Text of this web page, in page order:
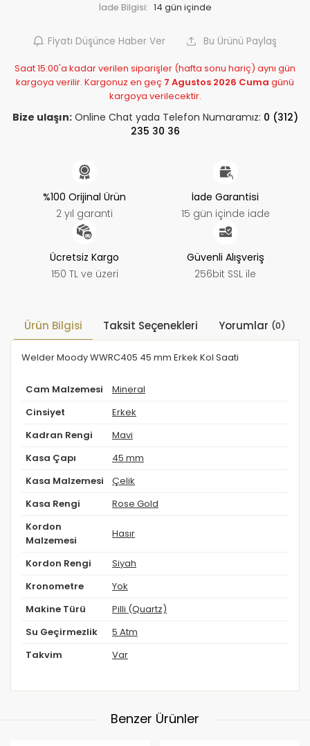
İade Bilgisi:
Fiyatı Düşünce Haber Ver Bu Ürünü Paylaş
Saat 15:00'a kadar verilen siparişler (hafta sonu hariç) aynı gün
kargoya verilir. Kargonuz en geç 7 Agustos 2026 Cuma günü
kargoya verilecektir.
Bize ulaşın:Online Chat yada Telefon Numaramız: 0 (312)
235 30 36
%100 Orijinal Ürün
2 yıl garanti
İade Garantisi
15 gün içinde iade
Ücretsiz Kargo
150 TL ve üzeri
Güvenli Alışveriş
256bit SSL ile
Ürün Bilgisi Taksit Seçenekleri Yorumlar (0)
Welder Moody WWRC405 45 mm Erkek Kol Saati
Cam Malzemesi Mineral
Cinsiyet Erkek
Kadran Rengi Mavi
Kasa Çapı 45 mm
Kasa Malzemesi Çelik
Kasa Rengi Rose Gold
Kordon
Malzemesi
Hasır
Kordon Rengi Siyah
Kronometre Yok
Makine Türü Pilli (Quartz)
Su Geçirmezlik 5 Atm
Takvim Var
Benzer Ürünler